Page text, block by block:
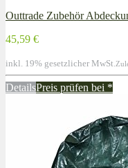
Outtrade Zubehör
45,59 €
inkl. 19% gesetzlicher MwSt.
DetailsPreis prüfen bei *